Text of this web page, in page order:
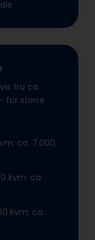
fra ca.
for større
ca. 7.000,
kvm: ca.
kvm: ca.